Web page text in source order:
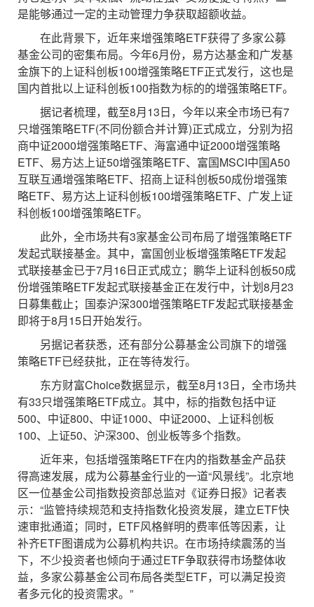
是能够通过一定的主动管理力争获取超额收益。
在此背景下，近年来增强策略ETF获得了多家公募
基金公司的密集布局。今年6月份，易方达基金和广发基
金旗下的上证科创板100增强策略ETF正式发行，这也是
国内首批以上证科创板100指数为标的的增强策略ETF。
据记者梳理，截至8月13日，今年以来全市场已有7
只增强策略ETF(不同份额合并计算)正式成立，分别为招
商中证2000增强策略ETF、海富通中证2000增强策略
ETF、易方达上证50增强策略ETF、富国MSCI中国A50
互联互通增强策略ETF、招商上证科创板50成份增强策
略ETF、易方达上证科创板100增强策略ETF、广发上证
科创板100增强策略ETF。
此外，全市场共有3家基金公司布局了增强策略ETF
发起式联接基金。其中，富国创业板增强策略ETF发起
式联接基金已于7月16日正式成立；鹏华上证科创板50成
份增强策略ETF发起式联接基金正在发行中，计划8月23
日募集截止；国泰沪深300增强策略ETF发起式联接基金
即将于8月15日开始发行。
另据记者获悉，还有部分公募基金公司旗下的增强
策略ETF已经获批，正在等待发行。
东方财富Choice数据显示，截至8月13日，全市场共
有33只增强策略ETF成立。其中，标的指数包括中证
500、中证800、中证1000、中证2000、上证科创板
100、上证50、沪深300、创业板等多个指数。
近年来，包括增强策略ETF在内的指数基金产品获
得高速发展，成为公募基金行业的一道“风景线”。北京地
区一位基金公司指数投资部总监对《证券日报》记者表
示：“监管持续规范和支持指数化投资发展，建立ETF快
速审批通道；同时，ETF风格鲜明的费率低等因素，让
补齐ETF图谱成为公募机构共识。在市场持续震荡的当
下，不少投资者也倾向于通过ETF争取获得市场整体收
益，多家公募基金公司布局各类型ETF，可以满足投资
者多元化的投资需求。”